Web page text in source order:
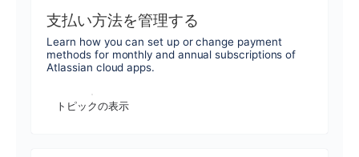
支払い方法を管理する
Learn how you can set up or change payment
methods for monthly and annual subscriptions of
Atlassian cloud apps.
トピックの表示